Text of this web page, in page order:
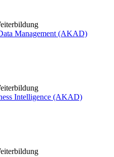
Management (AKAD)
Intelligence (AKAD)